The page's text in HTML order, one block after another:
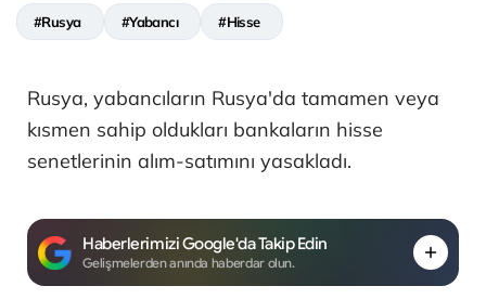
#Rusya #Yabancı #Hisse
Rusya, yabancıların Rusya'da tamamen veya
kısmen sahip oldukları bankaların hisse
senetlerinin alım-satımını yasakladı.
Haberlerimizi Google'da Takip Edin
Gelişmelerden anında haberdar olun.